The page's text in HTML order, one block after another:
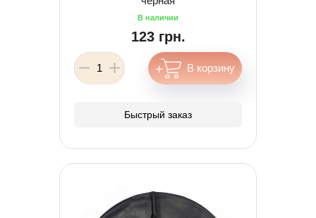
123 грн.
Быстрый заказ